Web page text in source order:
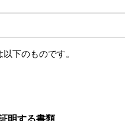
下のものです。